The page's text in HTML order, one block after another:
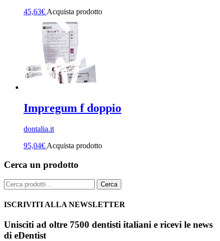
45,63€ Acquista prodotto
Impregum f doppio
dontalia.it
95,04€ Acquista prodotto
Cerca un prodotto
Cerca: Cerca
ISCRIVITI ALLA NEWSLETTER
Unisciti ad oltre 7500 dentisti italiani e ricevi le news
di eDentist